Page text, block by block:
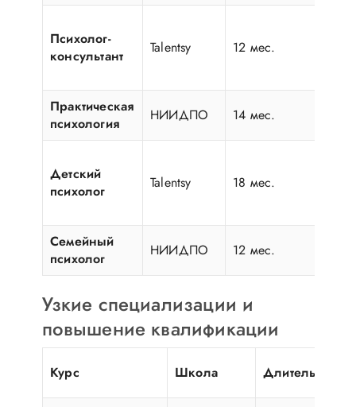
Психолог-
консультант
Talentsy 12 мес.
Практическая
психология
НИИДПО 14 мес.
Детский
психолог
Talentsy 18 мес.
Семейный
психолог
НИИДПО 12 мес.
Узкие специализации и
повышение квалификации
Курс Школа Длительность